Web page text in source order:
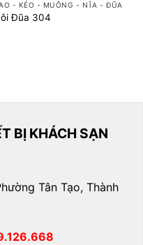
- KÉO - MUỖNG - NĨA - ĐŨA
Đũa 304
BỊ KHÁCH SẠN
Tân Tạo, Thành